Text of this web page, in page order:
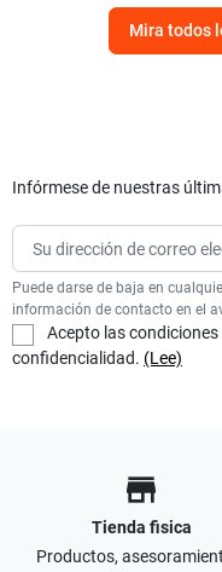
Mira todos
Infórmese de nuestras
Puede darse de baja en
información de contacto en el
Acepto las
confidencialidad. (Lee)
store
Tienda fisica
Productos,